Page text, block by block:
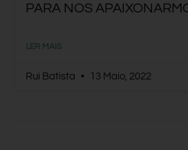
PARA NOS
LER MAIS
Rui Batista 13 Maio, 2022